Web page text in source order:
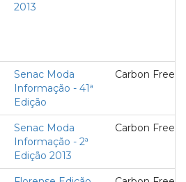
2013
Senac Moda
Informação - 41ª
Edição
Carbon Free
Senac Moda
Informação - 2ª
Edição 2013
Carbon Free